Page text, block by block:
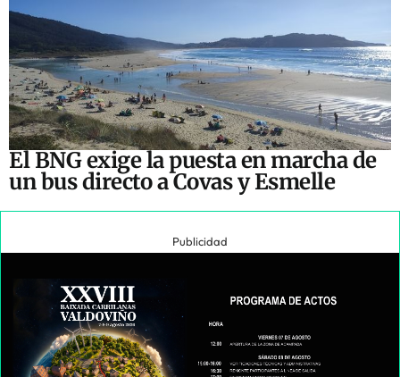
El BNG exige la puesta en marcha de
un bus directo a Covas y Esmelle
Publicidad